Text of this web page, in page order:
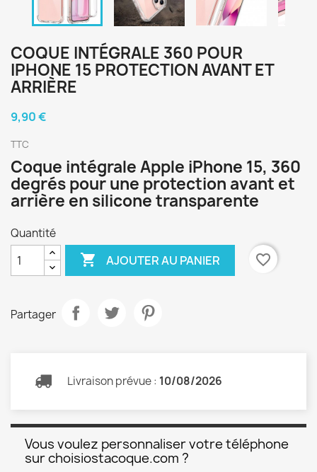
COQUE INTÉGRALE 360 POUR
IPHONE 15 PROTECTION AVANT ET
ARRIÈRE
9,90 €
TTC
Coque intégrale Apple iPhone 15, 360
degrés pour une protection avant et
arrière en silicone transparente
Quantité
 AJOUTER AU PANIER favorite_border
Partager
Livraison prévue : 10/08/2026
Vous voulez personnaliser votre téléphone
sur choisiostacoque.com ?